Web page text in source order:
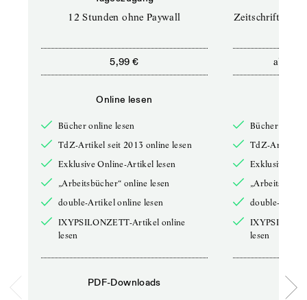
12 Stunden ohne Paywall
5,99 €
Online lesen
Bücher online lesen
TdZ-Artikel seit 2013 online lesen
Exklusive Online-Artikel lesen
„Arbeitsbücher“ online lesen
double-Artikel online lesen
IXYPSILONZETT-Artikel online
lesen
PDF-Downloads
Zeitschriften
ab
Bücher online
TdZ-Artikel
Exklusive
double-
lesen